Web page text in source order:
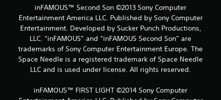
a
z
i
o
inFAMOUS™ Second Son ©2013 Sony Computer
Entertainment America LLC. Published by Sony Computer
Entertainment. Developed by Sucker Punch Productions,
LLC. “inFAMOUS” and “inFAMOUS Second Son” are
trademarks of Sony Computer Entertainment Europe. The
Space Needle is a registered trademark of Space Needle
LLC and is used under license. All rights reserved.
inFAMOUS™ FIRST LIGHT ©2014 Sony Computer